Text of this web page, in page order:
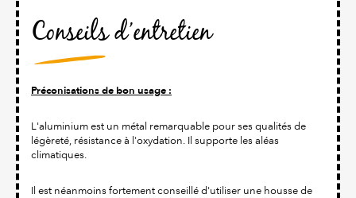
Conseils d’entretien
Préconisations de bon usage :
L'aluminium est un métal remarquable pour ses qualités de
légèreté, résistance à l'oxydation. Il supporte les aléas
climatiques.
Il est néanmoins fortement conseillé d'utiliser une housse de